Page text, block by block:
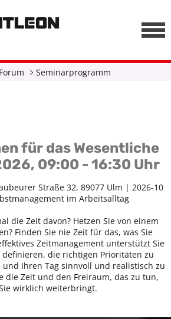
Seminarprogramm
für das Wesentliche
09:00 - 16:30 Uhr
Straße 32, 89077 Ulm | 2026-10
im Arbeitsalltag
die Zeit davon? Hetzen Sie von einem
Finden Sie nie Zeit für das, was Sie
Zeitmanagement unterstützt Sie
die richtigen Prioritäten zu
und Ihren Tag sinnvoll und realistisch zu
die Zeit und den Freiraum, das zu tun,
wirklich weiterbringt.